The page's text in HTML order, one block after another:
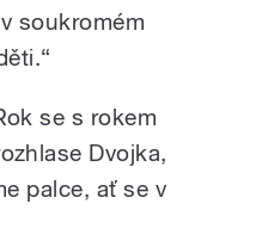
soukromém
se s rokem
Dvojka,
palce, ať se v